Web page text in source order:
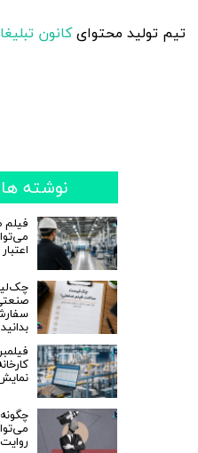
تیم تولید محتوایکانون
نوشته
بدانید